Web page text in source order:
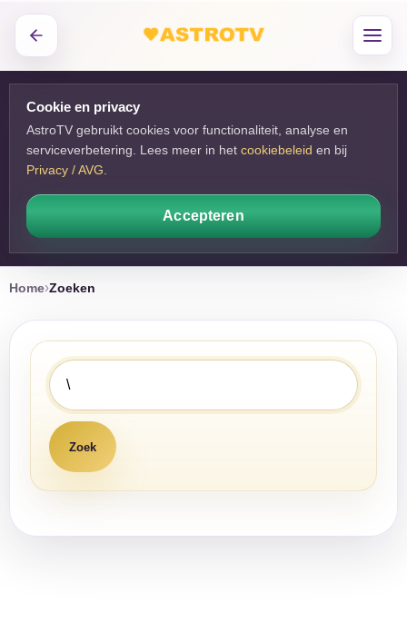
Cookie en privacy
AstroTV gebruikt cookies voor functionaliteit, analyse en
serviceverbetering. Lees meer in het cookiebeleid en bij
Privacy / AVG
Accepteren
Home Zoeken